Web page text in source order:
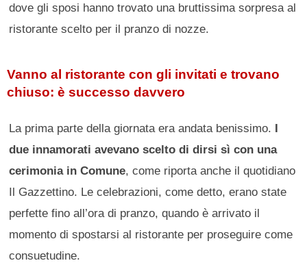
dove gli sposi hanno trovato una bruttissima sorpresa al
ristorante scelto per il pranzo di nozze.
Vanno al ristorante con gli invitati e trovano
chiuso: è successo davvero
La prima parte della giornata era andata benissimo. I
due innamorati avevano scelto di dirsi sì con una
cerimonia in Comune, come riporta anche il quotidiano
Il Gazzettino. Le celebrazioni, come detto, erano state
perfette fino all’ora di pranzo, quando è arrivato il
momento di spostarsi al ristorante per proseguire come
consuetudine.